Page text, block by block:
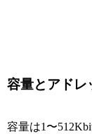
容量とアドレ
容量は1〜